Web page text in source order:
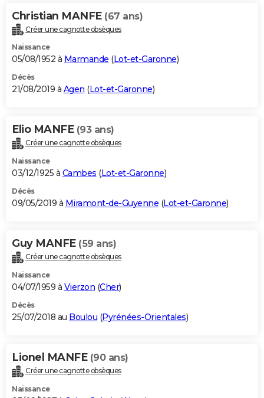
Christian MANFE (67 ans)
Créer une cagnotte obsèques
Naissance
05/08/1952 à Marmande (Lot-et-Garonne)
Décès
21/08/2019 à Agen (Lot-et-Garonne)
Elio MANFE (93 ans)
Créer une cagnotte obsèques
Naissance
03/12/1925 à Cambes (Lot-et-Garonne)
Décès
09/05/2019 à Miramont-de-Guyenne (Lot-et-Garonne)
Guy MANFE (59 ans)
Créer une cagnotte obsèques
Naissance
04/07/1959 à Vierzon (Cher)
Décès
25/07/2018 au Boulou (Pyrénées-Orientales)
Lionel MANFE (90 ans)
Créer une cagnotte obsèques
Naissance